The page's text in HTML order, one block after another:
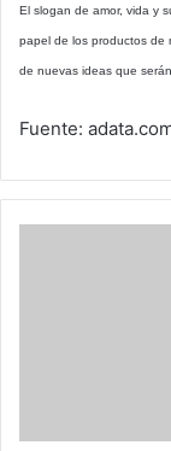
El slogan de amor, vida y
papel de los productos de
de nuevas ideas que
Fuente:
crecieron